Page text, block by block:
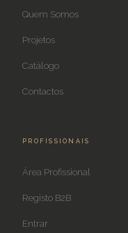
Quem Somos
Projetos
Catálogo
Contactos
PROFISSIONAIS
Área Profissional
Registo B2B
Entrar